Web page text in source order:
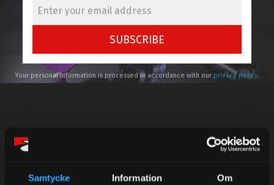
Samtycke Information Om
SUBSCRIBE
Your personal information is processed in accordance with our privacy policy.
Telefonsupport: